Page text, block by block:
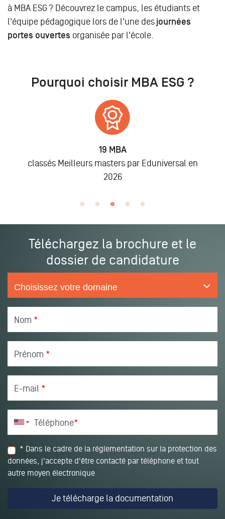
à MBA ESG ? Découvrez le campus, les étudiants et
l'équipe pédagogique lors de l'une des journées
portes ouvertes organisée par l'école.
Pourquoi choisir MBA ESG ?
Eduniversal en
lors des promo 2019 à
Téléchargez la brochure et le
dossier de candidature
Nom *
Prénom *
E-mail *
Téléphone*
* Dans le cadre de la réglementation sur la protection des
données, j'accepte d'être contacté par téléphone et tout
autre moyen électronique